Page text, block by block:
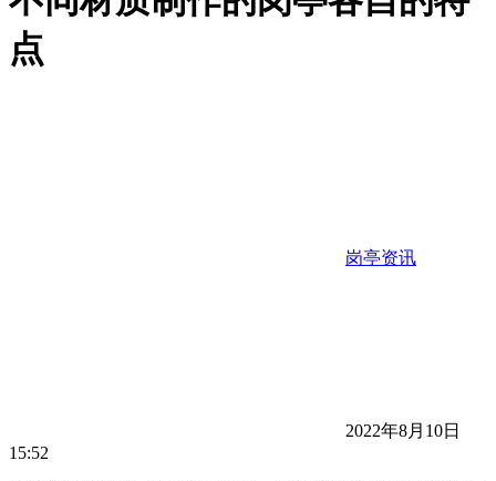
点
岗亭资讯
2022年8月10日
15:52